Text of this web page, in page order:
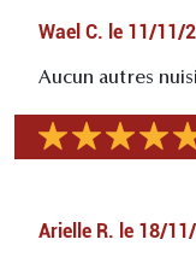
Wael C. le 11/11/
Aucun autres
Arielle R. le 18/